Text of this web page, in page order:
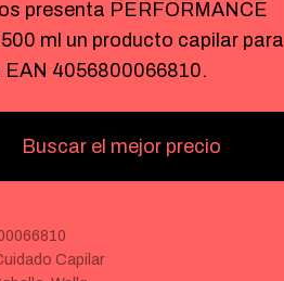
presenta PERFORMANCE
ml un producto capilar para
EAN 4056800066810.
Buscar el mejor precio
Capilar